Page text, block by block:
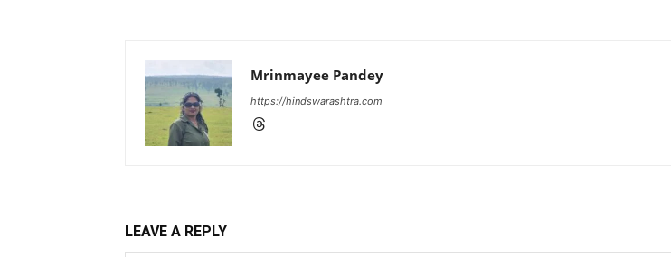
Mrinmayee Pandey
https://hindswarashtra.com
LEAVE A REPLY